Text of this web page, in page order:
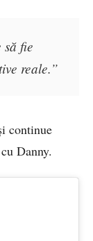
fie
reale.”
continue
Danny.